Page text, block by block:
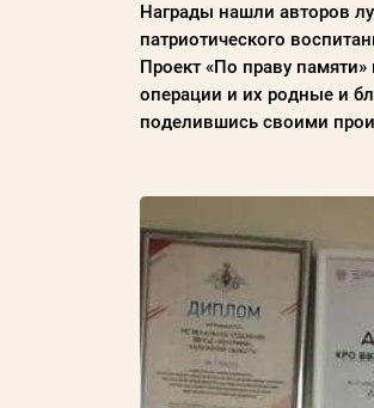
ВОЙТИ
Регистрация Забыли
Награды нашли авторов
патриотического
Проект «По праву
операции и их родные и
поделившись своими